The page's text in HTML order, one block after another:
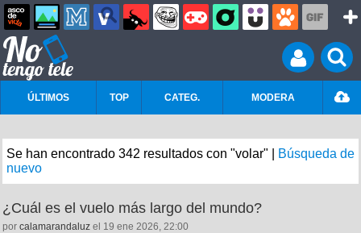
ÚLTIMOS TOP CATEG. MODERA
Se han encontrado 342 resultados con "volar" |
Búsqueda de
nuevo
¿Cuál es el vuelo más largo del mundo?
por calamarandaluz el 19 ene 2026, 22:00